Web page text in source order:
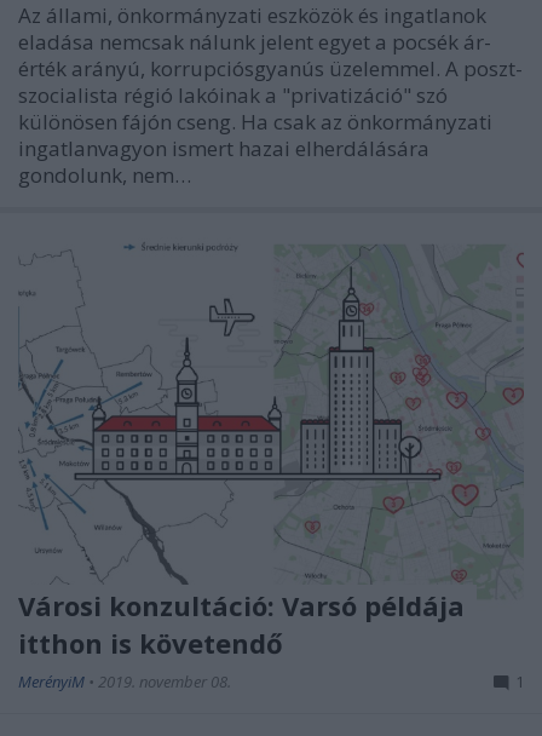
Az állami, önkormányzati eszközök és ingatlanok
eladása nemcsak nálunk jelent egyet a pocsék ár-
érték arányú, korrupciósgyanús üzelemmel. A poszt-
szocialista régió lakóinak a "privatizáció" szó
különösen fájón cseng. Ha csak az önkormányzati
ingatlanvagyon ismert hazai elherdálására
gondolunk, nem…
Városi konzultáció: Varsó példája
itthon is követendő
MerényiM • 2019. november 08. 1